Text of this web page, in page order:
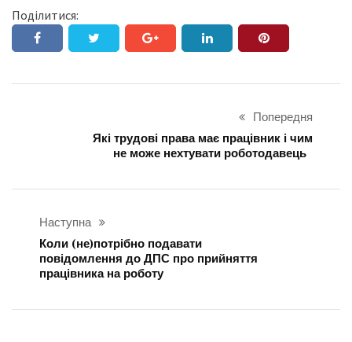
Поділитися:
Попередня
Які трудові права має працівник і чим
не може нехтувати роботодавець
Наступна
Коли (не)потрібно подавати
повідомлення до ДПС про прийняття
працівника на роботу